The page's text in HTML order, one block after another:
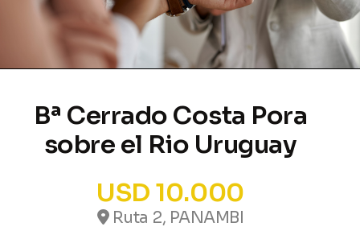
Bª Cerrado Costa Pora
sobre el Rio Uruguay
USD 10.000
Ruta 2, PANAMBI